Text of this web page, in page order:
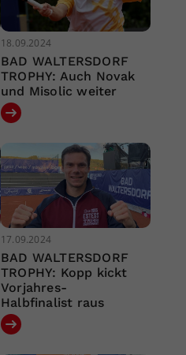
18.09.2024
BAD WALTERSDORF
TROPHY: Auch Novak
und Misolic weiter
17.09.2024
BAD WALTERSDORF
TROPHY: Kopp kickt
Vorjahres-
Halbfinalist raus